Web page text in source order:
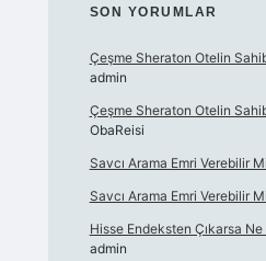
SON YORUMLAR
Çeşme Sheraton Otelin
admin
Çeşme Sheraton Otelin
ObaReisi
Savcı Arama Emri Verebilir Mi
Savcı Arama Emri Verebilir Mi
Hisse Endeksten Çıkarsa Ne
admin